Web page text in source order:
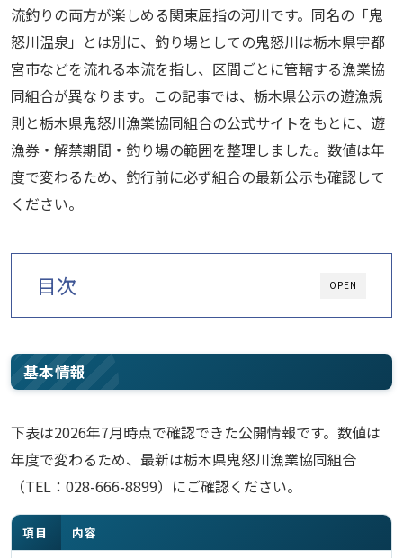
流釣りの両方が楽しめる関東屈指の河川です。同名の「鬼
怒川温泉」とは別に、釣り場としての鬼怒川は栃木県宇都
宮市などを流れる本流を指し、区間ごとに管轄する漁業協
同組合が異なります。この記事では、栃木県公示の遊漁規
則と栃木県鬼怒川漁業協同組合の公式サイトをもとに、遊
漁券・解禁期間・釣り場の範囲を整理しました。数値は年
度で変わるため、釣行前に必ず組合の最新公示も確認して
ください。
OPEN
目次
基本情報
下表は2026年7月時点で確認できた公開情報です。数値は
年度で変わるため、最新は栃木県鬼怒川漁業協同組合
（TEL：028-666-8899）にご確認ください。
項目 内容